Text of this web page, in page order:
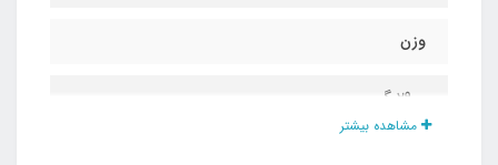
وزن
۲۹۰۰ گرم
مشاهده بیشتر